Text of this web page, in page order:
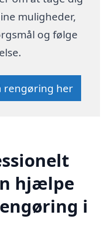
muligheder,
og følge
rengøring her
hjælpe
i